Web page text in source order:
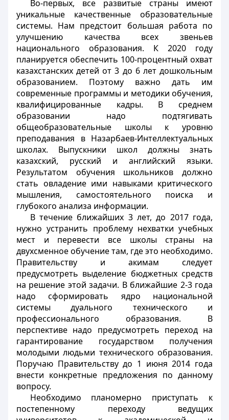
Во-первых, все развитые страны имеют
уникальные качественные образовательные
системы. Нам предстоит большая работа по
улучшению качества всех звеньев
национального образования. К 2020 году
планируется обеспечить 100-процентный охват
казахстанских детей от 3 до 6 лет дошкольным
образованием. Поэтому важно дать им
современные программы и методики обучения,
квалифицированные кадры. В среднем
образовании надо подтягивать
общеобразовательные школы к уровню
преподавания в Назарбаев-Интеллектуальных
школах. Выпускники школ должны знать
казахский, русский и английский языки.
Результатом обучения школьников должно
стать овладение ими навыками критического
мышления, самостоятельного поиска и
глубокого анализа информации.
В течение ближайших 3 лет, до 2017 года,
нужно устранить проблему нехватки учебных
мест и перевести все школы страны на
двухсменное обучение там, где это необходимо.
Правительству и акимам следует
предусмотреть выделение бюджетных средств
на решение этой задачи. В ближайшие 2-3 года
надо сформировать ядро национальной
системы дуального технического и
профессионального образования. В
перспективе надо предусмотреть переход на
гарантирование государством получения
молодыми людьми технического образования.
Поручаю Правительству до 1 июня 2014 года
внести конкретные предложения по данному
вопросу.
Необходимо планомерно приступать к
постепенному переходу ведущих